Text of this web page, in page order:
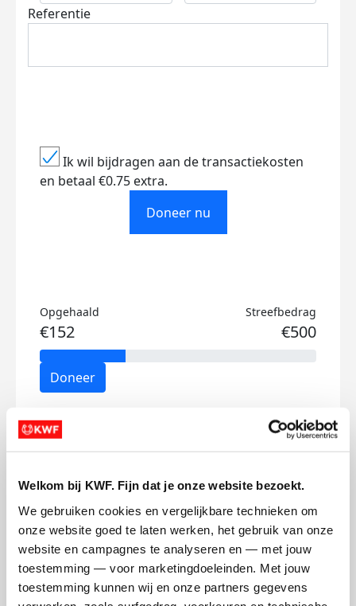
Welkom bij KWF. Fijn dat je onze website bezoekt.
We gebruiken cookies en vergelijkbare technieken om
onze website goed te laten werken, het gebruik van onze
website en campagnes te analyseren en — met jouw
toestemming — voor marketingdoeleinden. Met jouw
toestemming kunnen wij en onze partners gegevens
Referentie
Ik wil bijdragen aan de transactiekosten
en betaal €0.75 extra.
Doneer nu
Opgehaald
€152
Streefbedrag
€500
Doneer